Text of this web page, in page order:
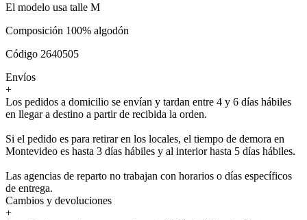
El modelo usa talle M
Composición 100% algodón
Código 2640505
Envíos
+
Los pedidos a domicilio se envían y tardan entre 4 y 6 días hábiles
en llegar a destino a partir de recibida la orden.
Si el pedido es para retirar en los locales, el tiempo de demora en
Montevideo es hasta 3 días hábiles y al interior hasta 5 días hábiles.
Las agencias de reparto no trabajan con horarios o días específicos
de entrega.
Cambios y devoluciones
+